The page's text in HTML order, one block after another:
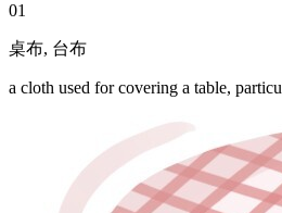
01
桌布, 台布
a cloth used for covering a table,